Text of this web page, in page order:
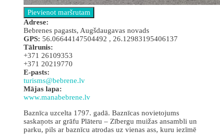
Аdrese:
Bebrenes pagasts, Augšdaugavas novads
GPS: 56.06644147504492 , 26.12983195406137
Tālrunis:
+371 26109353
+371 20219770
E-pasts:
turisms@bebrene.lv
Mājas lapa:
www.manabebrene.lv
Baznīca uzcelta 1797. gadā. Baznīcas novietojums
saskaņots ar grāfu Plāteru – Zībergu muižas ansambli un
parku, pils ar baznīcu atrodas uz vienas ass, kuru iezīmē